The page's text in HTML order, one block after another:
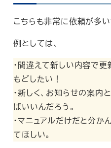
こちらも非常に依頼が多い
例としては、
・間違えて新しい内容で
もどしたい！
・新しく、お知らせの案
ばいいんだろう。
・マニュアルだけだと分
てほしい。